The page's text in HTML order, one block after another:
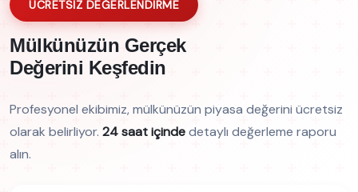
ÜCRETSİZ DEĞERLENDİRME
Mülkünüzün Gerçek
Değerini Keşfedin
Profesyonel ekibimiz, mülkünüzün piyasa değerini ücretsiz
olarak belirliyor. 24 saat içindedetaylı değerleme raporu
alın.